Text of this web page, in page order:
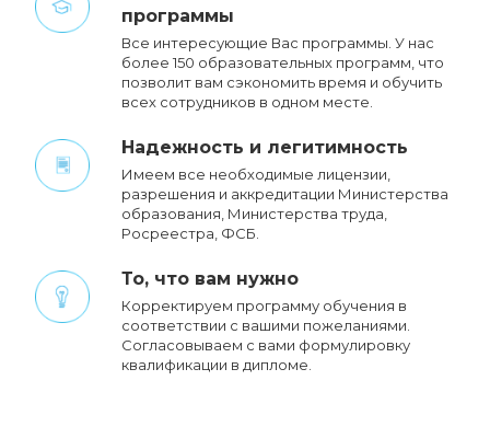
программы
Все интересующие Вас программы. У нас
более 150 образовательных программ, что
позволит вам сэкономить время и обучить
всех сотрудников в одном месте.
Надежность и легитимность
Имеем все необходимые лицензии,
разрешения и аккредитации Министерства
образования, Министерства труда,
Росреестра, ФСБ.
То, что вам нужно
Корректируем программу обучения в
соответствии с вашими пожеланиями.
Cогласовываем с вами формулировку
квалификации в дипломе.